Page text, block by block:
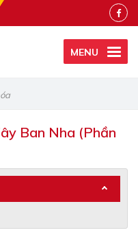
MENU
Ban Nha (Phần